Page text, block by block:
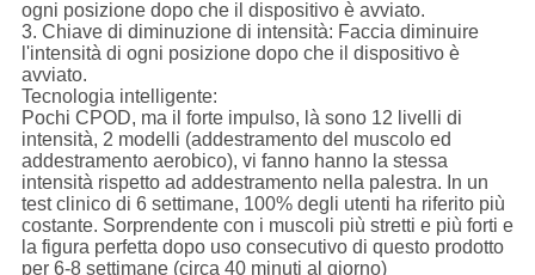
ogni posizione dopo che il dispositivo è avviato.
3. Chiave di diminuzione di intensità: Faccia diminuire
l'intensità di ogni posizione dopo che il dispositivo è
avviato.
Tecnologia intelligente:
Pochi CPOD, ma il forte impulso, là sono 12 livelli di
intensità, 2 modelli (addestramento del muscolo ed
addestramento aerobico), vi fanno hanno la stessa
intensità rispetto ad addestramento nella palestra. In un
test clinico di 6 settimane, 100% degli utenti ha riferito più
costante. Sorprendente con i muscoli più stretti e più forti e
la figura perfetta dopo uso consecutivo di questo prodotto
per 6-8 settimane (circa 40 minuti al giorno)